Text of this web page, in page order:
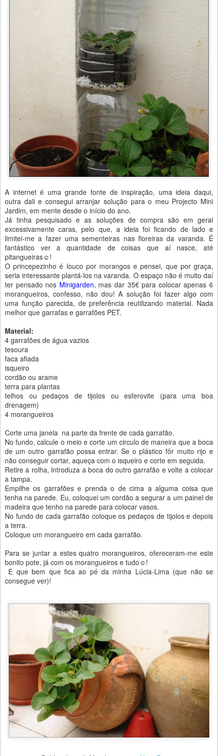
A internet é uma grande fonte de inspiração, uma ideia daqui,
outra dali e consegui arranjar solução para o meu Projecto Mini
Jardim, em mente desde o início do ano.
Já tinha pesquisado e as soluções de compra são em geral
excessivamente caras, pelo que, a ideia foi ficando de lado e
limitei-me a fazer uma sementeiras nas floreiras da varanda. É
fantástico ver a quantidade de coisas que aí nasce, até
pitangueiras☺!
O princepezinho é louco por morangos e pensei, que por graça,
seria interessante plantá-los na varanda. O espaço não é muito daí
ter pensado nos Minigarden, mas dar 35€ para colocar apenas 6
morangueiros, confesso, não dou! A solução foi fazer algo com
uma função parecida, de preferência reutilizando material. Nada
melhor que garrafas e garrafões PET.
Material:
4 garrafões de água vazios
tesoura
faca afiada
isqueiro
cordão ou arame
terra para plantas
telhos ou pedaços de tijolos ou esferovite (para uma boa
drenagem)
4 morangueiros
Corte uma janela na parte da frente de cada garrafão.
No fundo, calcule o meio e corte um circulo de maneira que a boca
de um outro garrafão possa entrar. Se o plástico fôr muito rijo e
não conseguir cortar, aqueça com o isqueiro e corte em seguida.
Retire a rolha, introduza a boca do outro garrafão e volte a colocar
a tampa.
Empilhe os garrafões e prenda o de cima a alguma coisa que
tenha na parede. Eu, coloquei um cordão a segurar a um painel de
madeira que tenho na parede para colocar vasos.
No fundo de cada garrafão coloque os pedaços de tijolos e depois
a terra.
Coloque um morangueiro em cada garrafão.
Para se juntar a estes quatro morangueiros, ofereceram-me este
bonito pote, já com os morangueiros e tudo☺!
E que bem que fica ao pé da minha Lúcia-Lima (que não se
consegue ver)!